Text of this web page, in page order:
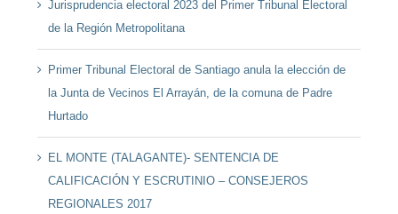
Jurisprudencia electoral 2023 del Primer Tribunal Electoral
de la Región Metropolitana
Primer Tribunal Electoral de Santiago anula la elección de
la Junta de Vecinos El Arrayán, de la comuna de Padre
Hurtado
EL MONTE (TALAGANTE)- SENTENCIA DE
CALIFICACIÓN Y ESCRUTINIO – CONSEJEROS
REGIONALES 2017